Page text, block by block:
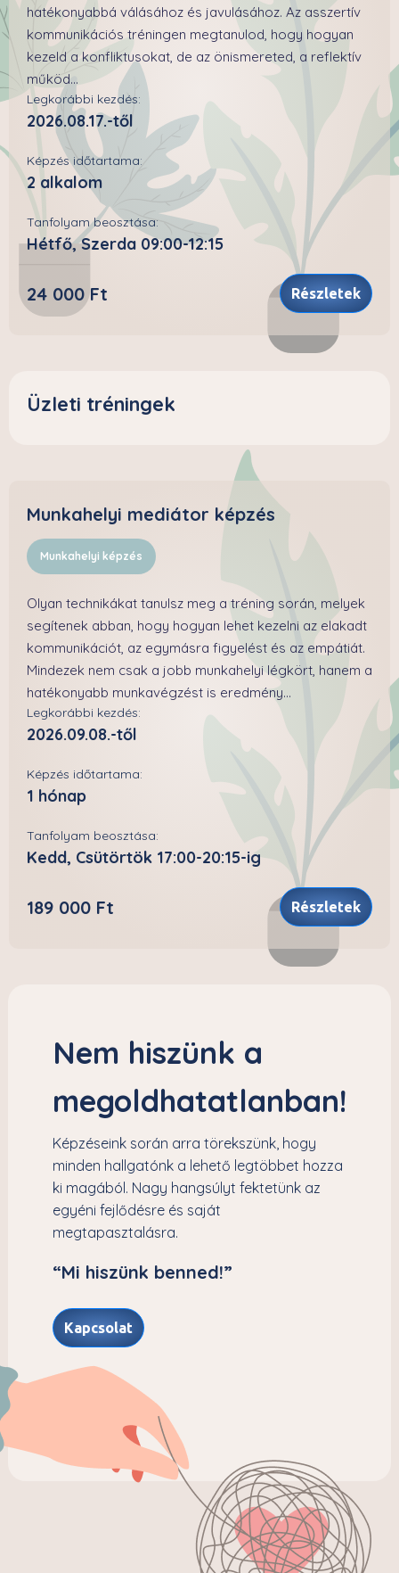
hatékonyabbá válásához és javulásához. Az asszertív
kommunikációs tréningen megtanulod, hogy hogyan
kezeld a konfliktusokat, de az önismereted, a reflektív
működ...
Legkorábbi kezdés:
2026.08.17.-től
Képzés időtartama:
2 alkalom
Tanfolyam beosztása:
Hétfő, Szerda 09:00-12:15
24 000 Ft Részletek
Üzleti tréningek
Munkahelyi mediátor képzés
Munkahelyi képzés
Olyan technikákat tanulsz meg a tréning során, melyek
segítenek abban, hogy hogyan lehet kezelni az elakadt
kommunikációt, az egymásra figyelést és az empátiát.
Mindezek nem csak a jobb munkahelyi légkört, hanem a
hatékonyabb munkavégzést is eredmény...
Legkorábbi kezdés:
2026.09.08.-től
Képzés időtartama:
1 hónap
Tanfolyam beosztása:
Kedd, Csütörtök 17:00-20:15-ig
189 000 Ft Részletek
Nem hiszünk a
megoldhatatlanban!
Képzéseink során arra törekszünk, hogy
minden hallgatónk a lehető legtöbbet hozza
ki magából. Nagy hangsúlyt fektetünk az
egyéni fejlődésre és saját
megtapasztalásra.
“Mi hiszünk benned!”
Kapcsolat